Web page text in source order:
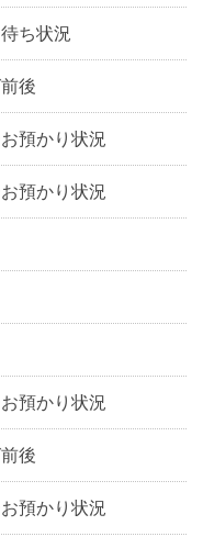
ち状況
後
預かり状況
預かり状況
預かり状況
後
預かり状況